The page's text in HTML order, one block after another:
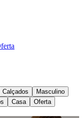
Calçados
Masculino
Casa Oferta